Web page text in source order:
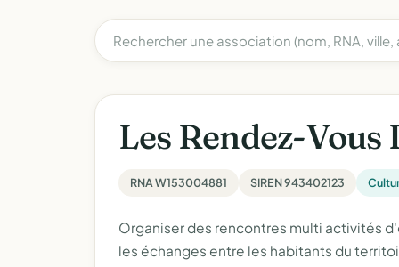
Les Rendez-Vous
RNA W153004881 SIREN 943402123
Organiser des rencontres multi activités
les échanges entre les habitants du